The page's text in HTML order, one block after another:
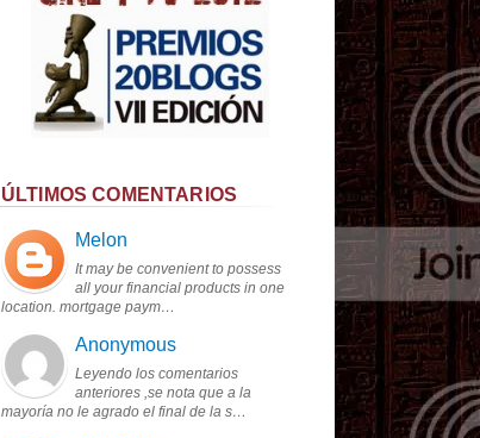
ÚLTIMOS COMENTARIOS
Melon
It may be convenient to possess
all your financial products in one
location. mortgage paym…
Anonymous
Leyendo los comentarios
anteriores ,se nota que a la
mayoría no le agrado el final de la s…